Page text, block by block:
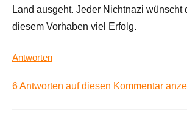
Land ausgeht. Jeder Nichtnazi wünscht
diesem Vorhaben viel Erfolg.
Antworten
6 Antworten auf diesen Kommentar